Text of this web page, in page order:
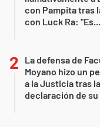
con Pampita tras
con Luck Ra:
La defensa de
Moyano hizo un
a la Justicia tras la
declaración de su